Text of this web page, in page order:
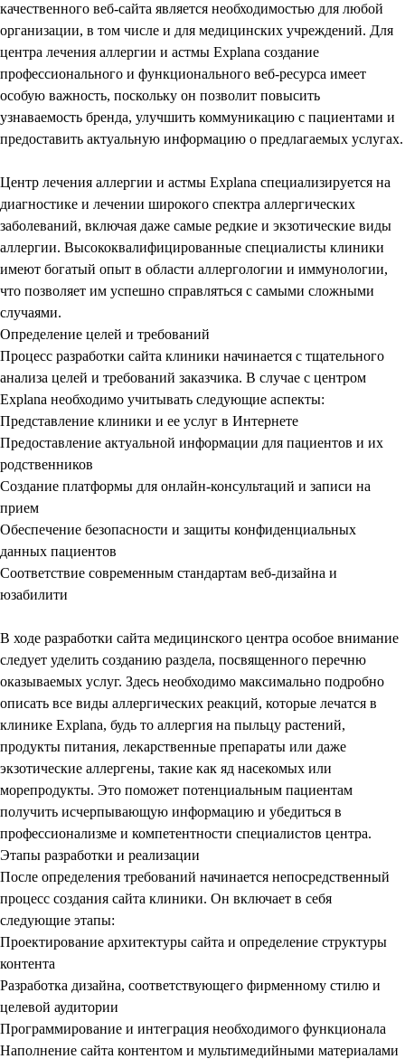
качественного веб-сайта является необходимостью для любой
организации, в том числе и для медицинских учреждений. Для
центра лечения аллергии и астмы Explana создание
профессионального и функционального веб-ресурса имеет
особую важность, поскольку он позволит повысить
узнаваемость бренда, улучшить коммуникацию с пациентами и
предоставить актуальную информацию о предлагаемых услугах.
Центр лечения аллергии и астмы Explana специализируется на
диагностике и лечении широкого спектра аллергических
заболеваний, включая даже самые редкие и экзотические виды
аллергии. Высококвалифицированные специалисты клиники
имеют богатый опыт в области аллергологии и иммунологии,
что позволяет им успешно справляться с самыми сложными
случаями.
Определение целей и требований
Процесс разработки сайта клиники начинается с тщательного
анализа целей и требований заказчика. В случае с центром
Explana необходимо учитывать следующие аспекты:
Представление клиники и ее услуг в Интернете
Предоставление актуальной информации для пациентов и их
родственников
Создание платформы для онлайн-консультаций и записи на
прием
Обеспечение безопасности и защиты конфиденциальных
данных пациентов
Соответствие современным стандартам веб-дизайна и
юзабилити
В ходе разработки сайта медицинского центра особое внимание
следует уделить созданию раздела, посвященного перечню
оказываемых услуг. Здесь необходимо максимально подробно
описать все виды аллергических реакций, которые лечатся в
клинике Explana, будь то аллергия на пыльцу растений,
продукты питания, лекарственные препараты или даже
экзотические аллергены, такие как яд насекомых или
морепродукты. Это поможет потенциальным пациентам
получить исчерпывающую информацию и убедиться в
профессионализме и компетентности специалистов центра.
Этапы разработки и реализации
После определения требований начинается непосредственный
процесс создания сайта клиники. Он включает в себя
следующие этапы:
Проектирование архитектуры сайта и определение структуры
контента
Разработка дизайна, соответствующего фирменному стилю и
целевой аудитории
Программирование и интеграция необходимого функционала
Наполнение сайта контентом и мультимедийными материалами